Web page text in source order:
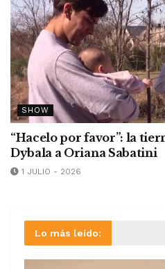
SHOW
“Hacelo por favor”: la
Dybala a Oriana Sabatini
1 JULIO - 2026
Lo más leído: